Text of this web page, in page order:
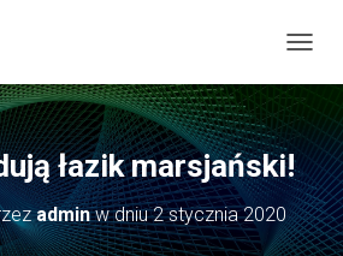
R
Ą
C
Z
N
łazik marsjański!
adminw dniu2 stycznia 2020